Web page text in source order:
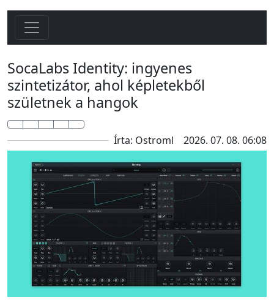
SocaLabs Identity: ingyenes
szintetizátor, ahol képletekből
születnek a hangok
Írta: Ostroml 2026. 07. 08. 06:08